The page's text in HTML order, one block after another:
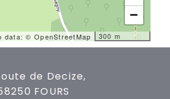
−
300 m
data: © OpenStreetMap
de Decize,
FOURS